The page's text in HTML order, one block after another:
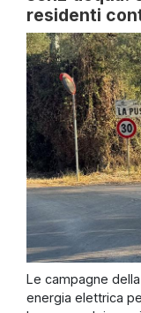
residenti
Le campagne
energia elettrica